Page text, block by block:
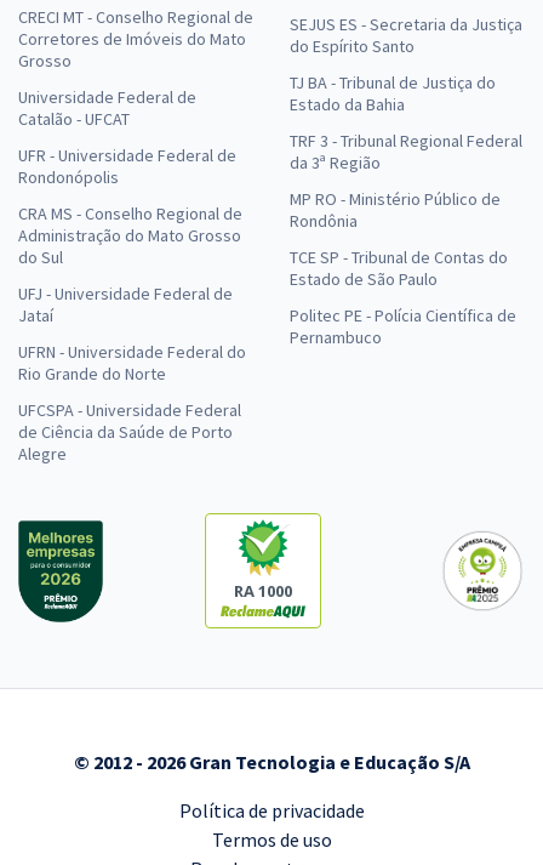
CRECI MT - Conselho Regional de
Corretores de Imóveis do Mato
Grosso
Universidade Federal de
Catalão - UFCAT
UFR - Universidade Federal de
Rondonópolis
CRA MS - Conselho Regional de
Administração do Mato Grosso
do Sul
UFJ - Universidade Federal de
Jataí
UFRN - Universidade Federal do
Rio Grande do Norte
UFCSPA - Universidade Federal
de Ciência da Saúde de Porto
Alegre
SEJUS ES - Secretaria da Justiça
do Espírito Santo
TJ BA - Tribunal de Justiça do
Estado da Bahia
TRF 3 - Tribunal Regional Federal
da 3ª Região
MP RO - Ministério Público de
Rondônia
TCE SP - Tribunal de Contas do
Estado de São Paulo
Politec PE - Polícia Científica de
Pernambuco
RA 1000
© 2012 - 2026 Gran Tecnologia e Educação S/A
Política de privacidade
Termos de uso